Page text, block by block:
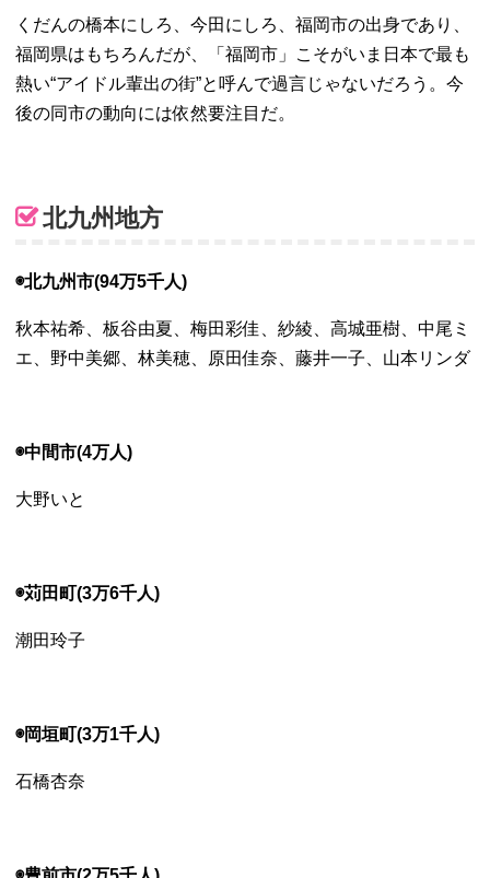
くだんの橋本にしろ、今田にしろ、福岡市の出身であり、
福岡県はもちろんだが、「福岡市」こそがいま日本で最も
熱い“アイドル輩出の街”と呼んで過言じゃないだろう。今
後の同市の動向には依然要注目だ。
北九州地方
◉北九州市(94万5千人)
秋本祐希、板谷由夏、梅田彩佳、紗綾、高城亜樹、中尾ミ
エ、野中美郷、林美穂、原田佳奈、藤井一子、山本リンダ
◉中間市(4万人)
大野いと
◉苅田町(3万6千人)
潮田玲子
◉岡垣町(3万1千人)
石橋杏奈